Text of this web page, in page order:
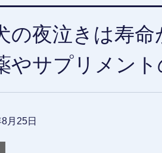
の夜泣きは寿
やサプリメント
月25日